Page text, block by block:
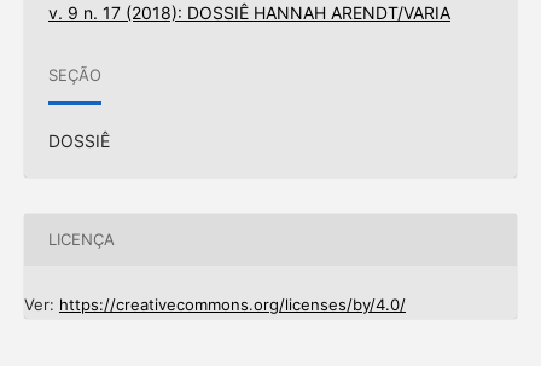
v. 9 n. 17 (2018): DOSSIÊ HANNAH ARENDT/VARIA
SEÇÃO
DOSSIÊ
LICENÇA
Ver: https://creativecommons.org/licenses/by/4.0/